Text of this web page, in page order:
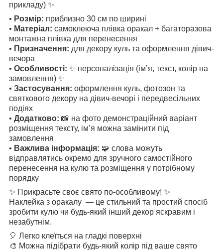
прикладу) ✨
• Розмір: приблизно 30 см по ширині
• Матеріал: самоклеюча плівка оракал + багаторазова
монтажна плівка для перенесення
• Призначення: для декору куль та оформлення дівич-
вечора
• Особливості: ✨ персоналізація (ім’я, текст, колір на
замовлення) ✨
• Застосування: оформлення куль, фотозон та
святкового декору на дівич-вечорі і передвесільних
подіях
• Додатково: 📸 на фото демонстраційний варіант
розміщення тексту, ім’я можна замінити під
замовлення
• Важлива інформація: 🧩 слова можуть
відправлятись окремо для зручного самостійного
перенесення на кулю та розміщення у потрібному
порядку
✨ Прикрасьте своє свято по-особливому! ✨
Наклейка з оракалу — це стильний та простий спосіб
зробити кулю чи будь-який інший декор яскравим і
незабутнім.
🎈 Легко клеїться на гладкі поверхні
🎨 Можна підібрати будь-який колір під ваше свято